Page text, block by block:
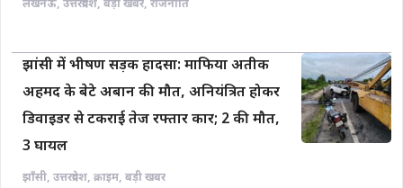
लखनऊ, उत्तरप्रदेश, बड़ी खबर, राजनीति
झांसी में भीषण सड़क हादसा: माफिया अतीक
अहमद के बेटे अबान की मौत, अनियंत्रित होकर
डिवाइडर से टकराई तेज रफ्तार कार; 2 की मौत,
3 घायल
झाँसी, उत्तरप्रदेश, क्राइम, बड़ी खबर